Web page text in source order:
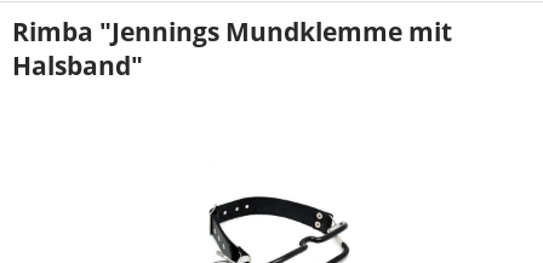
Rimba "Jennings Mundklemme mit
Halsband"